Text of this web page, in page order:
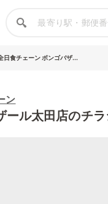
日食チェーン ボンゴバザ...
ン
ール太田店のチ